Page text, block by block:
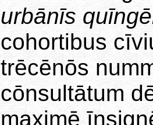
urbānīs
cohortibus
trēcēnōs
cōnsultātum
maximē